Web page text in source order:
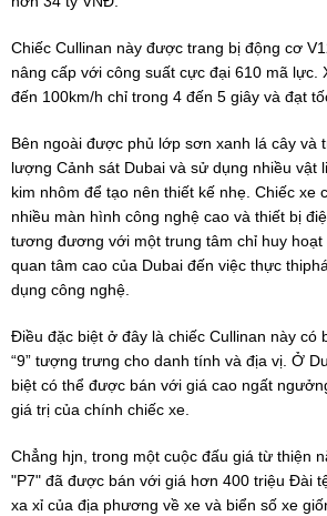
Chiếc Cullinan này được trang bị động cơ
nâng cấp với công suất cực đại 610 mã lực.
đến 100km/h chỉ trong 4 đến 5 giây và đạt
Bên ngoài được phủ lớp sơn xanh lá cây và
lượng Cảnh sát Dubai và sử dụng nhiều vật
kim nhôm để tạo nên thiết kế nhẹ. Chiếc xe
nhiều màn hình công nghệ cao và thiết bị
tương đương với một trung tâm chỉ huy
quan tâm cao của Dubai đến việc thực
dụng công nghệ.
Điều đặc biệt ở đây là chiếc Cullinan này có
“9” tượng trưng cho danh tính và địa vị. Ở
biệt có thể được bán với giá cao ngất
giá trị của chính chiếc xe.
Chẳng hjn, trong một cuộc đấu giá từ thiện
"P7" đã được bán với giá hơn 400 triệu Đài
xa xỉ của địa phương về xe và biển số xe